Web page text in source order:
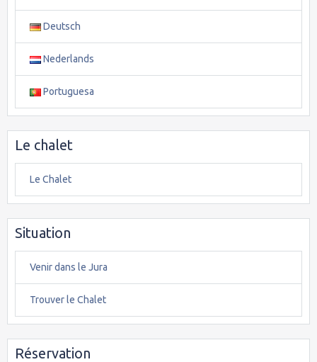
Deutsch
Nederlands
Portuguesa
Le chalet
Le Chalet
Situation
Venir dans le Jura
Trouver le Chalet
Réservation